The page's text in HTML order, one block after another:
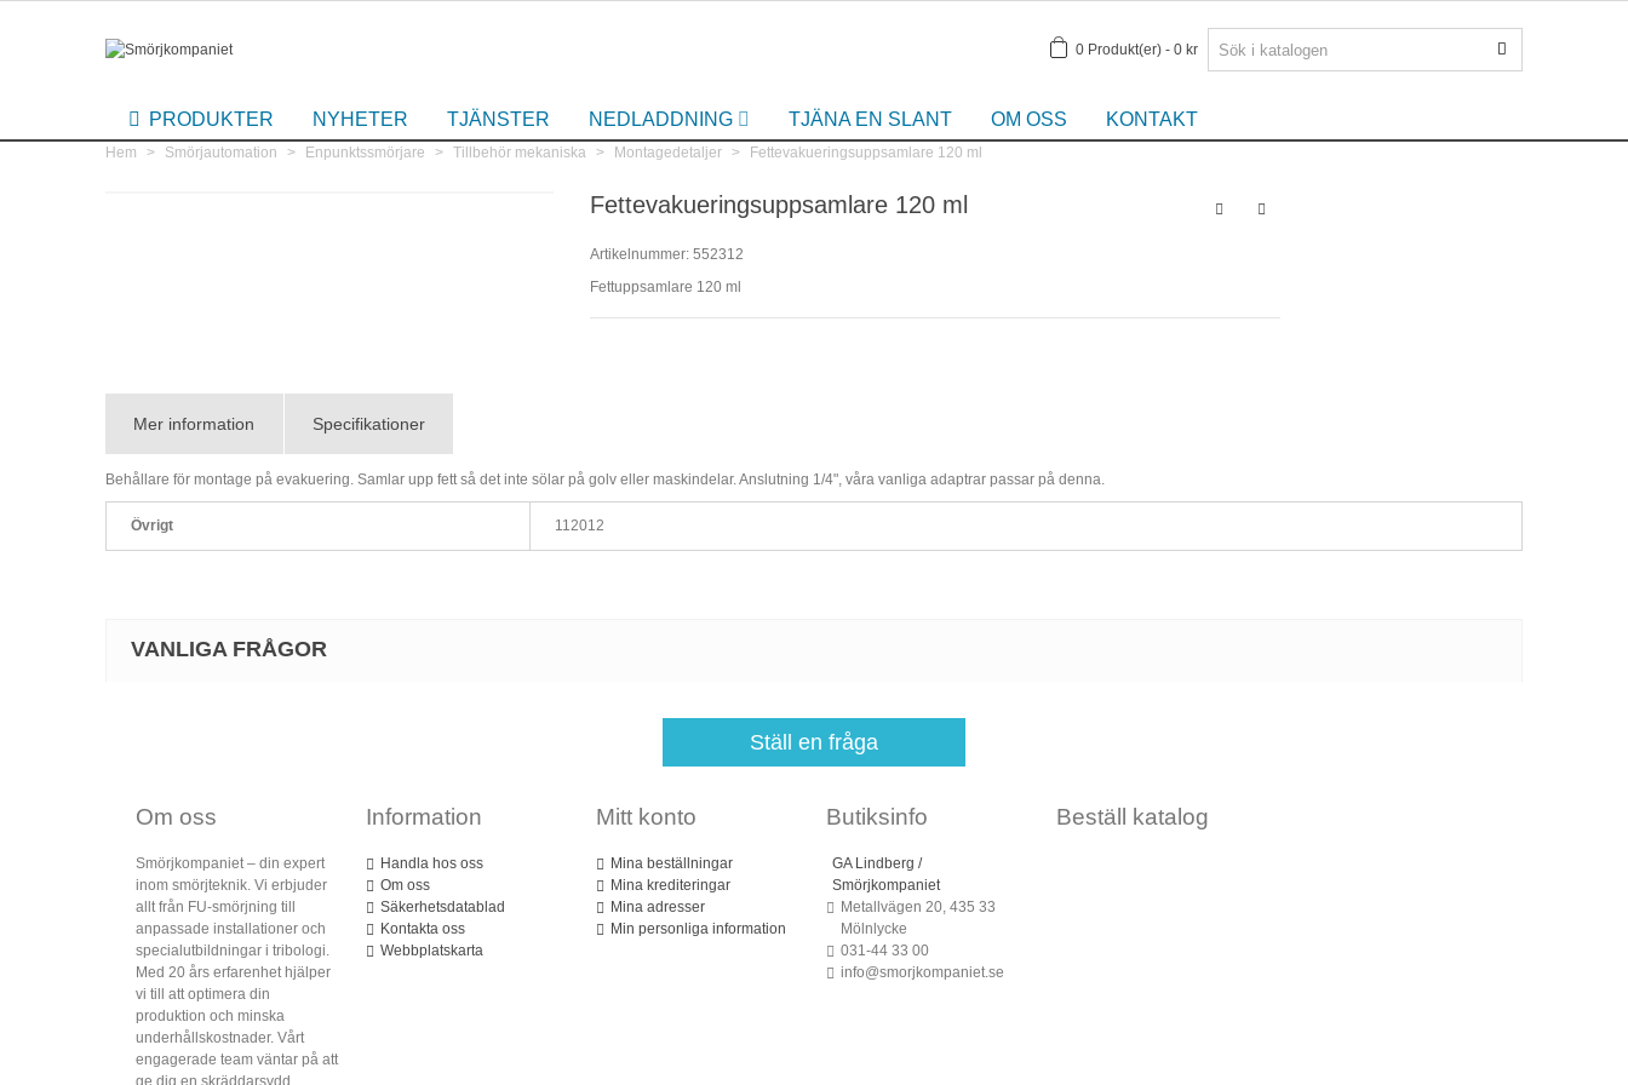
0 Produkt(er) - 0 kr
PRODUKTER NYHETER TJÄNSTER NEDLADDNING TJÄNA EN SLANT OM OSS KONTAKT
Hem > Smörjautomation > Enpunktssmörjare > Tillbehör mekaniska > Montagedetaljer > Fettevakueringsuppsamlare 120 ml
Fettevakueringsuppsamlare 120 ml
Artikelnummer: 552312
Fettuppsamlare 120 ml
Mer information Specifikationer
Behållare för montage på evakuering. Samlar upp fett så det inte sölar på golv eller maskindelar. Anslutning 1/4", våra vanliga adaptrar passar på denna.
Övrigt 112012
VANLIGA FRÅGOR
Ställ en fråga
Om oss
Smörjkompaniet – din expert
inom smörjteknik. Vi erbjuder
allt från FU-smörjning till
anpassade installationer och
specialutbildningar i tribologi.
Med 20 års erfarenhet hjälper
vi till att optimera din
produktion och minska
underhållskostnader. Vårt
engagerade team väntar på att
ge dig en skräddarsydd
Information
Handla hos oss
Om oss
Säkerhetsdatablad
Kontakta oss
Webbplatskarta
Mitt konto
Mina beställningar
Mina krediteringar
Mina adresser
Min personliga information
Butiksinfo
GA Lindberg /
Smörjkompaniet
Metallvägen 20, 435 33
Mölnlycke
031-44 33 00
info@smorjkompaniet.se
Beställ katalog